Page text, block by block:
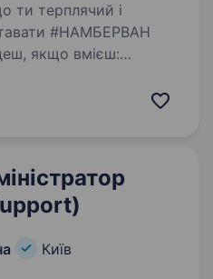
#НАМБЕРВАН
ремонт
Київ